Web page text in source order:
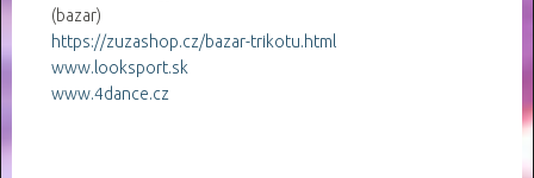
(bazar)
https://zuzashop.cz/bazar-trikotu.html
www.looksport.sk
www.4dance.cz